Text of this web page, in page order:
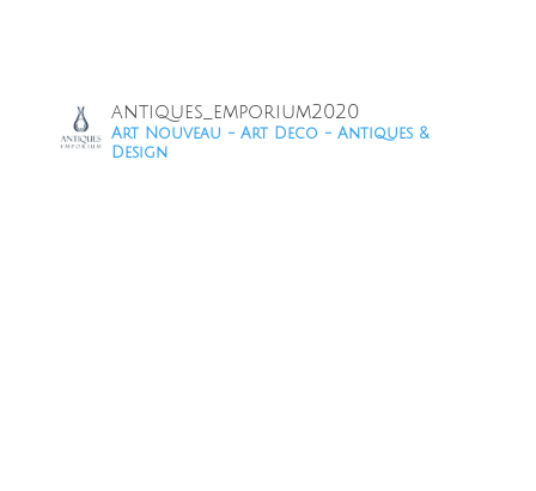
antiques_emporium2020
Art Nouveau - Art Deco - Antiques &
Design